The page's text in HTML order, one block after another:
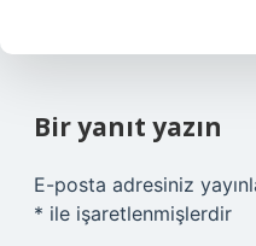
Bir yanıt yazın
E-posta adresiniz
* ile işaretlenmişlerdir